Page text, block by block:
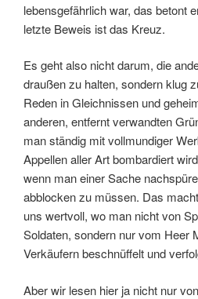
lebensgefährlich war, das betont
letzte Beweis ist das Kreuz.
Es geht also nicht darum, die
draußen zu halten, sondern klug
Reden in Gleichnissen und
anderen, entfernt verwandten
man ständig mit vollmundiger
Appellen aller Art bombardiert
wenn man einer Sache
abblocken zu müssen. Das
uns wertvoll, wo man nicht von
Soldaten, sondern nur vom Heer
Verkäufern beschnüffelt und
Aber wir lesen hier ja nicht nur